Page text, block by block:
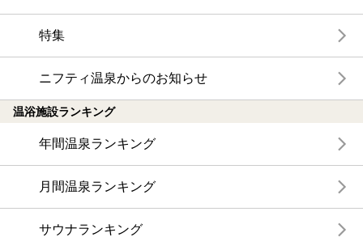
特集
ニフティ温泉からのお知らせ
温浴施設ランキング
年間温泉ランキング
月間温泉ランキング
サウナランキング